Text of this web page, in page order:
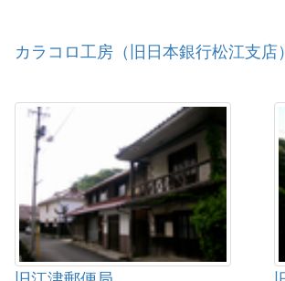
カラコロ工房（旧日本銀行松江支店